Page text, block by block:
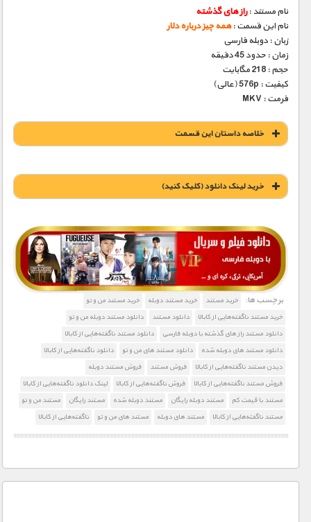
نام مستند :راز های گذشته
نام این قسمت :همه چیز درباره دلار
زبان : دوبله فارسی
زمان : حدود 45 دقیقه
حجم : 218 مگابایت
کیفیت : 576p (عالی)
فرمت : MKV
خلاصه داستان این قسمت
خريد لينک دانلود (کليک کنيد)
1900 تومان – خريد لينک دانلود (افزودن به سبد خريد)
برچسب ها: خرید مستند خرید مستند دوبله
خرید مستند من و تو
خرید مستند ناگفته‌هایی‌ از کابالا
دانلود مستند
دانلود مستند دوبله من و تو
دانلود مستند راز های گذشته با دوبله فارسی
دانلود مستند ناگفته‌هایی‌ از کابالا
دانلود مستند های دوبله شده
دانلود مستند های من و تو
دانلود ناگفته‌هایی‌ از کابالا
دیدن مستند ناگفته‌هایی‌ از کابالا
فروش مستند
فروش مستند دوبله
فروش مستند ناگفته‌هایی‌ از کابالا
فروش ناگفته‌هایی‌ از کابالا
لینک دانلود ناگفته‌هایی‌ از کابالا
مستند با قیمت کم
مستند دوبله رایگان مستند دوبله شده مستند رایگان
مستند من و تو
مستند ناگفته‌هایی‌ از کابالا
مستند های دوبله مستند های من و تو ناگفته‌هایی‌ از کابالا